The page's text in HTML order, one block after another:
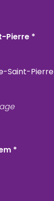
Pierre *
Saint-Pierre
*